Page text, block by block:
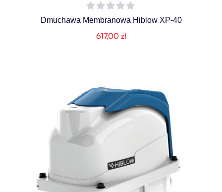
Dmuchawa Membranowa Hiblow XP-40
617,00 zł